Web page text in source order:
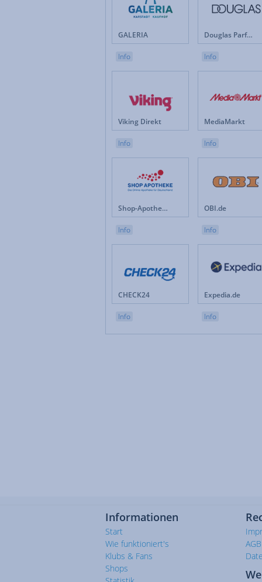
Elektronik & Haushaltgeräte
Energieversorger
Versicherungen & Finanzen
Weihnachten
GALERIA
Info
Douglas Parfümerie DE
Info
Viking Direkt
Info
MediaMarkt
Info
Shop-Apotheke.com
Info
OBI.de
Info
CHECK24
Info
Expedia.de
Info
Informationen
Start
Wie funktioniert's
Klubs & Fans
Shops
AGB